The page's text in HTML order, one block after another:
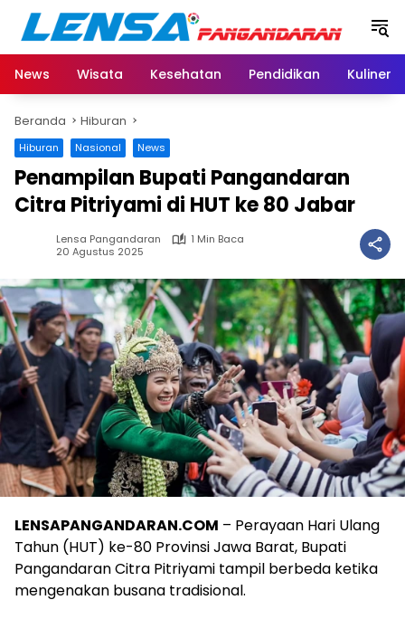
Langsung
konten
News
Wisata Kesehatan Pendidikan Kuliner
Beranda Hiburan
Hiburan Nasional News
Penampilan Bupati Pangandaran
Citra Pitriyami di HUT ke 80 Jabar
Lensa Pangandaran
1 Min Baca
20 Agustus 2025
LENSAPANGANDARAN.COM – Perayaan Hari Ulang
Tahun (HUT) ke-80 Provinsi Jawa Barat, Bupati
Pangandaran Citra Pitriyami tampil berbeda ketika
mengenakan busana tradisional.